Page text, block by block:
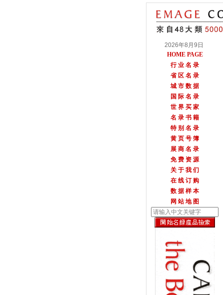
2026年8月9日
HOME PAGE
行 业 名 录
省 区 名 录
城 市 数 据
国 际 名 录
世 界 买 家
名 录 书 籍
特 别 名 录
黄 页 号 簿
展 商 名 录
免 费 资 源
关 于 我 们
在 线 订 购
数 据 样 本
网 站 地 图